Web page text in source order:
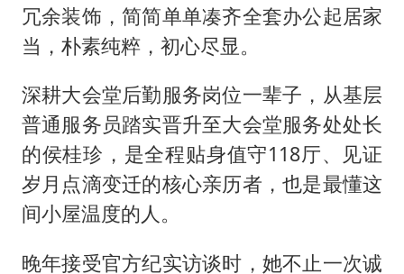
冗余装饰，简简单单凑齐全套办公起居家
当，朴素纯粹，初心尽显。
深耕大会堂后勤服务岗位一辈子，从基层
普通服务员踏实晋升至大会堂服务处处长
的侯桂珍，是全程贴身值守118厅、见证
岁月点滴变迁的核心亲历者，也是最懂这
间小屋温度的人。
晚年接受官方纪实访谈时，她不止一次诚